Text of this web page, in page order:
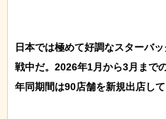
日本では極めて好調なスターバ
戦中だ。2026年1月から3月まで
年同期間は90店舗を新規出店して